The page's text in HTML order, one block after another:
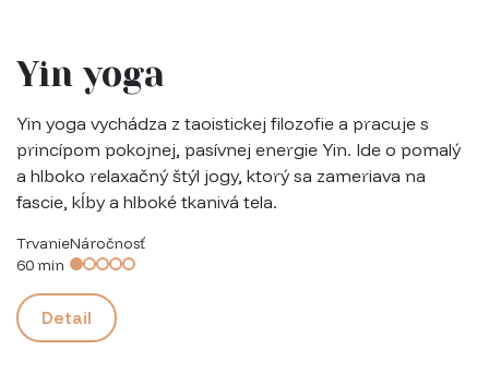
Yin yoga
Yin yoga vychádza z taoistickej filozofie a pracuje s
princípom pokojnej, pasívnej energie Yin. Ide o pomalý
a hlboko relaxačný štýl jogy, ktorý sa zameriava na
fascie, kĺby a hlboké tkanivá tela.
Trvanie
60 min
Náročnosť
Detail